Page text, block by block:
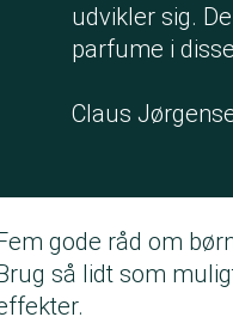
udvikler sig.
parfume i
Claus
gode råd om
så lidt som